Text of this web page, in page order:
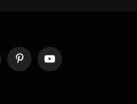
PinterestYouTube